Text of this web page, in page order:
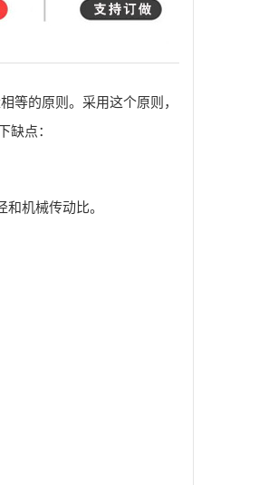
的原则。采用这个原则，
点：
机械传动比。